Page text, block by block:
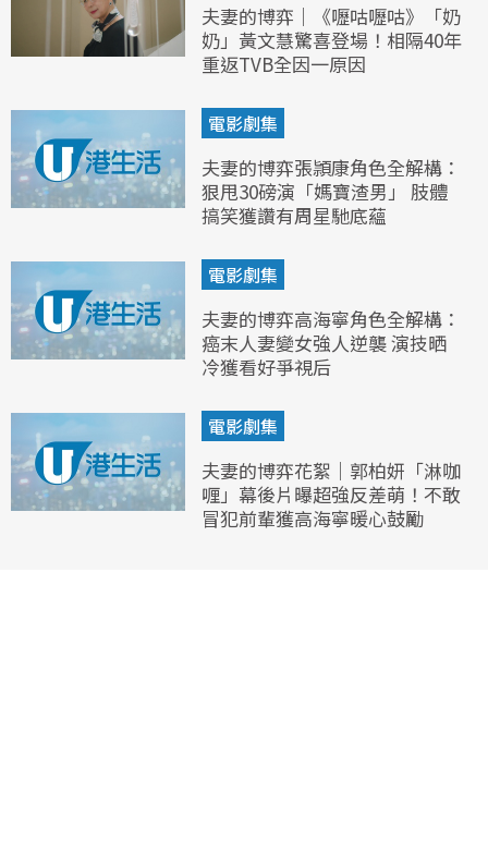
夫妻的博弈｜《嚦咕嚦咕》「奶
奶」黃文慧驚喜登場！相隔40年
重返TVB全因一原因
電影劇集
夫妻的博弈張頴康角色全解構：
狠甩30磅演「媽寶渣男」 肢體
搞笑獲讚有周星馳底蘊
電影劇集
夫妻的博弈高海寧角色全解構：
癌末人妻變女強人逆襲 演技晒
冷獲看好爭視后
電影劇集
夫妻的博弈花絮｜郭柏妍「淋咖
喱」幕後片曝超強反差萌！不敢
冒犯前輩獲高海寧暖心鼓勵